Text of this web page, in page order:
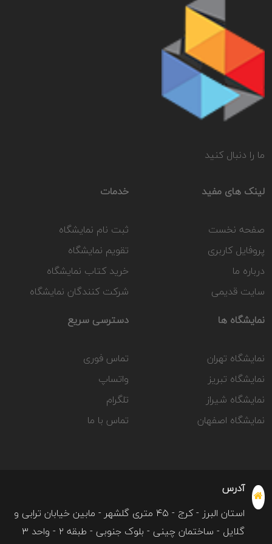
ما را دنبال کنید
لینک های مفید
صفحه نخست
پروفایل کاربری
درباره ما
سایت قدیمی
خدمات
ثبت نام نمایشگاه
تقویم نمایشگاه
خرید کتاب نمایشگاه
شرکت کنندگان نمایشگاه
نمایشگاه ها
نمایشگاه تهران
نمایشگاه تبریز
نمایشگاه شیراز
نمایشگاه اصفهان
دسترسی سریع
تماس فوری
واتساپ
تلگرام
تماس با ما
آدرس
استان البرز - کرج - ۴۵ متری گلشهر - مابین خیابان ترابی و
گلایل - ساختمان چینی - بلوک جنوبی - طبقه ۲ - واحد ۳